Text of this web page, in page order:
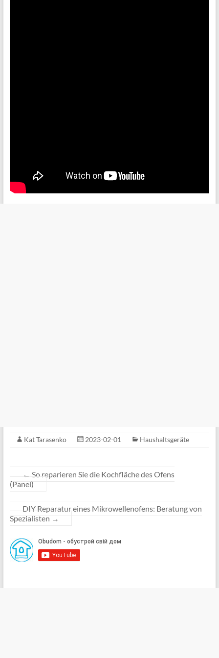
Kat Tarasenko 2023-02-01 Haushaltsgeräte
← So reparieren Sie die Kochfläche des Ofens
(Panel)
DIY Reparatur eines Mikrowellenofens: Beratung von
Spezialisten →